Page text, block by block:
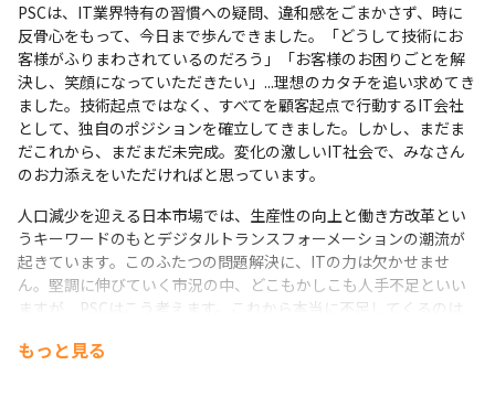
PSCは、IT業界特有の習慣への疑問、違和感をごまかさず、時に
反骨心をもって、今日まで歩んできました。「どうして技術にお
客様がふりまわされているのだろう」「お客様のお困りごとを解
決し、笑顔になっていただきたい」...理想のカタチを追い求めてき
ました。技術起点ではなく、すべてを顧客起点で行動するIT会社
として、独自のポジションを確立してきました。しかし、まだま
だこれから、まだまだ未完成。変化の激しいIT社会で、みなさん
のお力添えをいただければと思っています。
人口減少を迎える日本市場では、生産性の向上と働き方改革とい
うキーワードのもとデジタルトランスフォーメーションの潮流が
起きています。このふたつの問題解決に、ITの力は欠かせませ
ん。堅調に伸びていく市況の中、どこもかしこも人手不足といい
ますが、PSCはこう考えます。これから本当に不足してくるのは
り添える人間性にこそ、高く、そして継続的な市場価値が生まれ
もっと見る